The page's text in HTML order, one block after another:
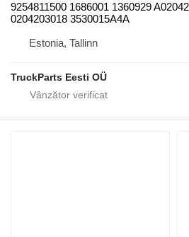
9254811500 1686001 1360929
0204203018 3530015A4A
Estonia, Tallinn
TruckParts Eesti OÜ